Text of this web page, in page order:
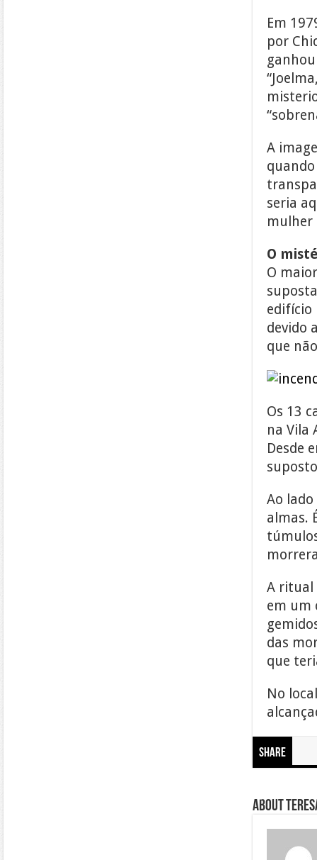
Em
por
A
seria
mulher
O
O
edifício
devido
que
Os 13
na Vila
Desde
Ao
almas.
A ritual
em um
das
que
No
Share
About